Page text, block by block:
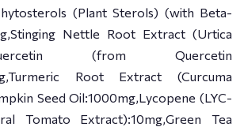
(Plant Sterols) (with Beta-
Nettle Root Extract (Urtica
(from Quercetin
Root Extract (Curcuma
Seed Oil:1000mg,Lycopene (LYC-
Tomato Extract):10mg,Green Tea